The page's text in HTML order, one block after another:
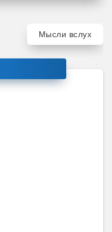
Мысли вслух